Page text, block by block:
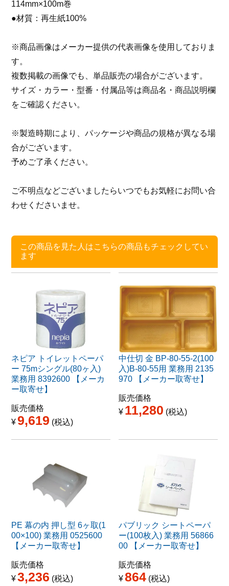
114mm×100m巻
●材質：再生紙100%
※商品画像はメーカー提供の代表画像を使用しておりま
す。
複数掲載の画像でも、単品販売の場合がございます。
サイズ・カラー・型番・付属品等は商品名・商品説明欄
をご確認ください。
※製造時期により、パッケージや商品の規格が異なる場
合がございます。
予めご了承ください。
ご不明点などございましたらいつでもお気軽にお問い合
わせくださいませ。
この商品を見た人はこちらの商品もチェックしてい
ます
ネピア トイレットペーパ
ー 75mシングル(80ヶ入)
業務用 8392600 【メーカ
ー取寄せ】
販売価格
¥9,619 税込
中仕切 金 BP-80-55-2(100
入)B-80-55用 業務用 2135
970 【メーカー取寄せ】
販売価格
¥ 11,280 税込
PE 幕の内 押し型 6ヶ取(1
00×100) 業務用 0525600
【メーカー取寄せ】
販売価格
¥3,236 税込
パブリック シートペーパ
ー(100枚入) 業務用 56866
00 【メーカー取寄せ】
販売価格
¥864 税込